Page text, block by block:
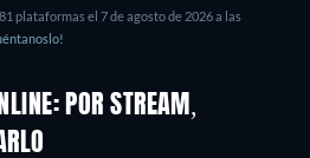
plataformas el 7 de agosto de 2026 a las
POR STREAM,